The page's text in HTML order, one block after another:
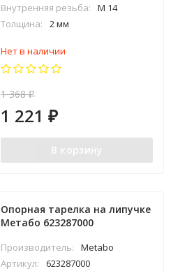
Внутренняя резьба:
M 14
Толщина:
2 мм
Нет в наличии
1 368₽
1 221₽
В корзину
Опорная тарелка на липучке
Метабо 623287000
Производитель:
Metabo
Артикул:
623287000